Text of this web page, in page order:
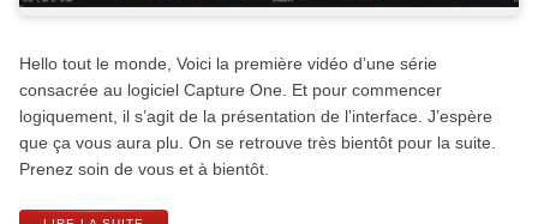
Hello tout le monde, Voici la première vidéo d’une série
consacrée au logiciel Capture One. Et pour commencer
logiquement, il s’agit de la présentation de l’interface. J’espère
que ça vous aura plu. On se retrouve très bientôt pour la suite.
Prenez soin de vous et à bientôt.